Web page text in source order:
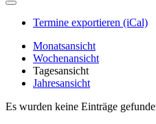
Termine exportieren (iCal)
Monatsansicht
Wochenansicht
Tagesansicht
Jahresansicht
Es wurden keine Einträge